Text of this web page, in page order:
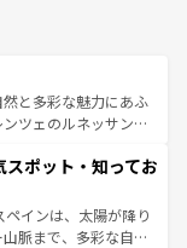
と多彩な魅力にあふ
ツェのルネッサンス
アマルフィ海岸の絶
の合間には、本場の
理を堪能することも
すべての瞬間を楽し
ポット・知ってお
インは、太陽が降り
脈まで、多彩な自然